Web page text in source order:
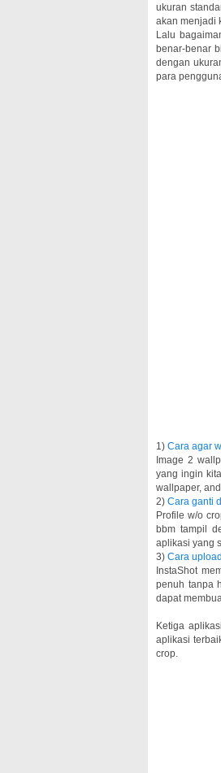
ukuran
akan menjadi
Lalu
benar-benar
dengan
para
1) Cara agar
Image 2
yang ingin
wallpaper,
2) Cara ganti
Profile w/o
bbm tampil
aplikasi yang
3) Cara
InstaShot
penuh tanpa
dapat
Ketiga
aplikasi
crop.